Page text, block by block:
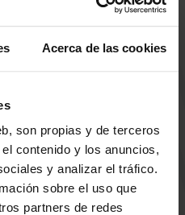
Acerca de las cookies
son propias y de terceros
contenido y los anuncios,
y analizar el tráfico.
sobre el uso que
partners de redes
eta izan lehena klubaren
izaten.
eta onartzen dut eta
zerbitzuei, lehiaketei, eskaintzei
elektronikoak jaso nahi ditut.